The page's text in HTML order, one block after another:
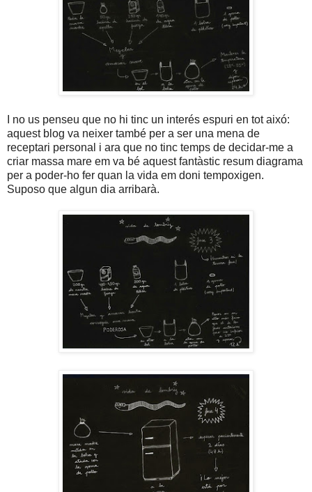
I no us penseu que no hi tinc un interés espuri en tot aixó:
aquest blog va neixer també per a ser una mena de
receptari personal i ara que no tinc temps de decidar-me a
criar massa mare em va bé aquest fantàstic resum diagrama
per a poder-ho fer quan la vida em doni tempoxigen.
Suposo que algun dia arribarà.